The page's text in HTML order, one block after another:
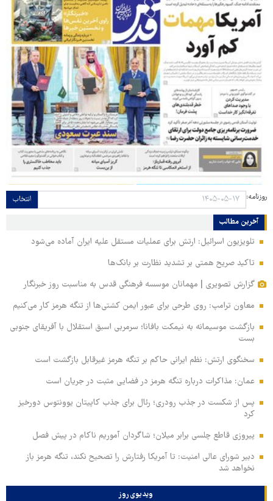
روزنامه: انتخاب
آخرین مطالب
تلویزیون اسرائیل: ارتش برای عملیات مستقل علیه ایران آماده می‌شود
تاکید صریح همتی بر تشدید نظارت بر بانک‌ها
گزارش تصویری | مهمانان موسسه فرهنگی قدس به مناسبت روز خبرنگار
معاون ترامپ: روی طرحی برای عبور ایمن کشتی‌ها از تنگه هرمز کار می‌کنیم
بازگشت موسیمانه به نیمکت بافانا؛ سرمربی اسبق استقلال با آفریقای جنوبی
بست
سخنگوی ارتش: نظم ایرانی حاکم بر تنگه هرمز غیرقابل بازگشت است
عمان: مذاکرات درباره تنگه هرمز در فضایی مثبت در جریان است
پس از شکست در جذب رودری؛ رئال برای جذب کاپیتان یوونتوس دورخیز
کرد
پیروزی قاطع چلسی برابر میلان؛ شاگردان آموریم ناکام در پیش فصل
دبیر شورای عالی امنیت: تا آمریکا رفتارش را تصحیح نکند، تنگه هرمز باز
نخواهد شد
ویدیوی روز